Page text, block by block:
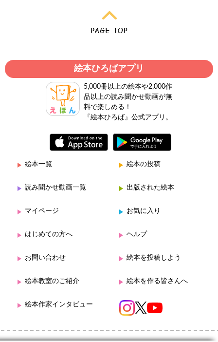
絵本ひろばアプリ
5,000冊以上の絵本や2,000作
品以上の読み聞かせ動画が無
料で楽しめる！
『絵本ひろば』公式アプリ。
絵本一覧 絵本の投稿
読み聞かせ動画一覧 出版された絵本
マイページ お気に入り
はじめての方へ ヘルプ
お問い合わせ 絵本を投稿しよう
絵本教室のご紹介 絵本を作る皆さんへ
絵本作家インタビュー